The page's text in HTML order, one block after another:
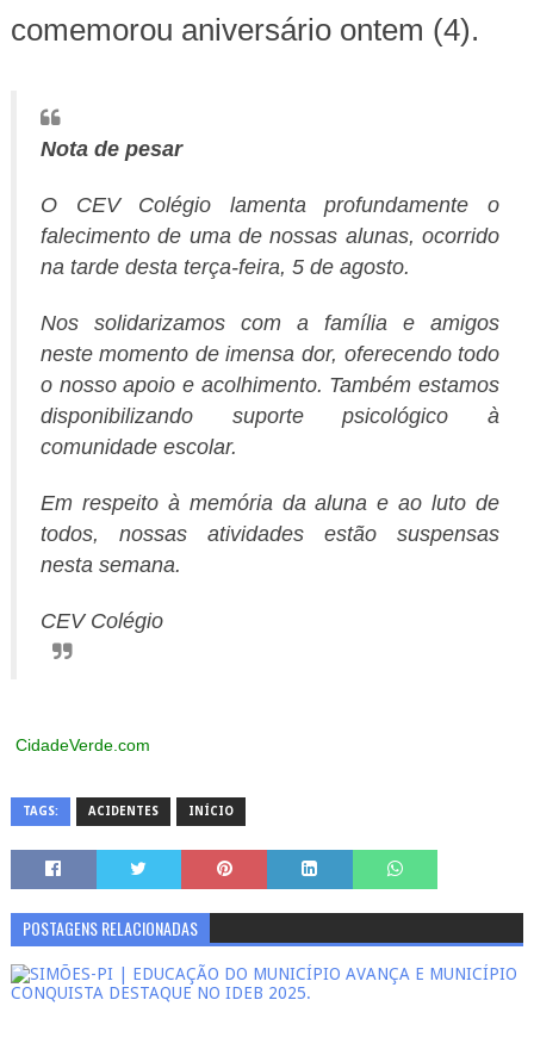
comemorou aniversário ontem (4).
Nota de pesar
O CEV Colégio lamenta profundamente o
falecimento de uma de nossas alunas, ocorrido
na tarde desta terça-feira, 5 de agosto.
Nos solidarizamos com a família e amigos
neste momento de imensa dor, oferecendo todo
o nosso apoio e acolhimento. Também estamos
disponibilizando suporte psicológico à
comunidade escolar.
Em respeito à memória da aluna e ao luto de
todos, nossas atividades estão suspensas
nesta semana.
CEV Colégio
CidadeVerde.com
TAGS: ACIDENTES INÍCIO
POSTAGENS RELACIONADAS